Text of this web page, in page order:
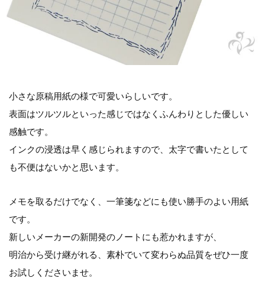
小さな原稿用紙の様で可愛いらしいです。
表面はツルツルといった感じではなくふんわりとした優しい
感触です。
インクの浸透は早く感じられますので、太字で書いたとして
も不便はないかと思います。
メモを取るだけでなく、一筆箋などにも使い勝手のよい用紙
です。
新しいメーカーの新開発のノートにも惹かれますが、
明治から受け継がれる、素朴でいて変わらぬ品質をぜひ一度
お試しくださいませ。